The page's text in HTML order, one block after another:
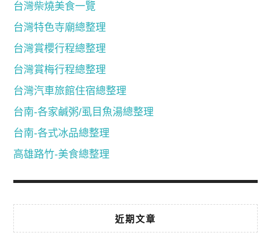
台灣柴燒美食一覽
台灣特色寺廟總整理
台灣賞櫻行程總整理
台灣賞梅行程總整理
台灣汽車旅館住宿總整理
台南-各家鹹粥/虱目魚湯總整理
台南-各式冰品總整理
高雄路竹-美食總整理
近期文章